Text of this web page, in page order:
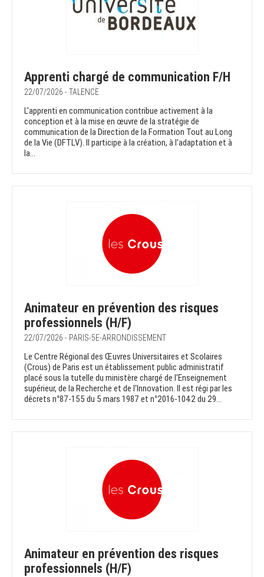
Apprenti chargé de communication F/H
22/07/2026 - TALENCE
L'apprenti en communication contribue activement à la
conception et à la mise en œuvre de la stratégie de
communication de la Direction de la Formation Tout au Long
de la Vie (DFTLV). Il participe à la création, à l'adaptation et à
la...
Animateur en prévention des risques
professionnels (H/F)
22/07/2026 - PARIS-5E-ARRONDISSEMENT
Le Centre Régional des Œuvres Universitaires et Scolaires
(Crous) de Paris est un établissement public administratif
placé sous la tutelle du ministère chargé de l'Enseignement
supérieur, de la Recherche et de l'Innovation. Il est régi par les
décrets n°87-155 du 5 mars 1987 et n°2016-1042 du 29...
Animateur en prévention des risques
professionnels (H/F)